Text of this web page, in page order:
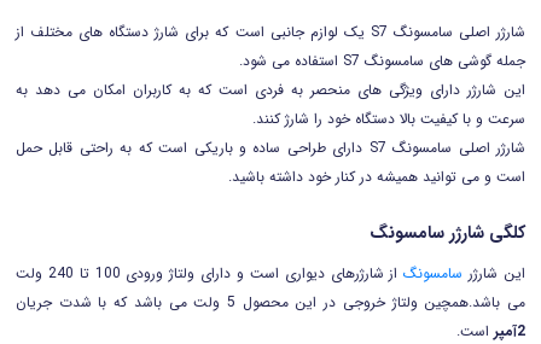
شارژر اصلی سامسونگ S7 یک لوازم جانبی است که برای شارژ دستگاه های مختلف از
جمله گوشی های سامسونگ S7 استفاده می شود.
این شارژر دارای ویژگی های منحصر به فردی است که به کاربران امکان می دهد به
سرعت و با کیفیت بالا دستگاه خود را شارژ کنند.
شارژر اصلی سامسونگ S7 دارای طراحی ساده و باریکی است که به راحتی قابل حمل
است و می توانید همیشه در کنار خود داشته باشید.
کلگی شارژر سامسونگ
این شارژر سامسونگ
از شارژرهای دیواری است و دارای ولتاژ ورودی 100 تا 240 ولت
می باشد.همچین ولتاژ خروجی در این محصول 5 ولت می باشد که با شدت جریان
2آمپر
است.